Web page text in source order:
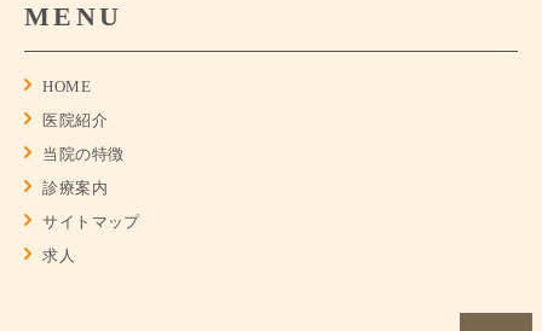
MENU
HOME
医院紹介
当院の特徴
診療案内
サイトマップ
求人